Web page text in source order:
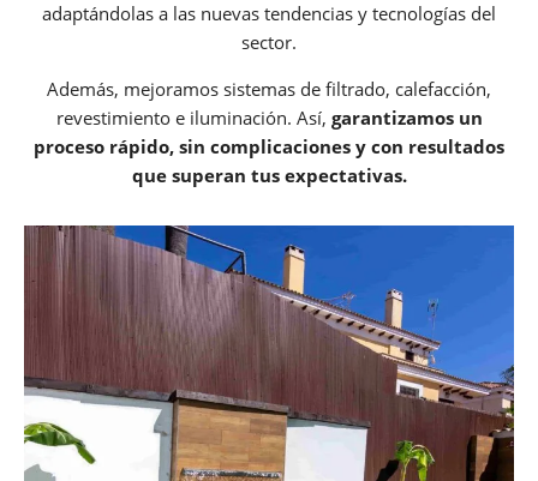
adaptándolas a las nuevas tendencias y tecnologías del
sector.
Además, mejoramos sistemas de filtrado, calefacción,
revestimiento e iluminación. Así, garantizamos un
proceso rápido, sin complicaciones y con resultados
que superan tus expectativas.